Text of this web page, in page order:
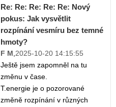
Re: Re: Re: Re: Re: Nový
pokus: Jak vysvětlit
rozpínání vesmíru bez temné
hmoty?
F M 2025-10-20 14:15:55
Ještě jsem zapomněl na tu
změnu v čase.
T.energie je o pozorované
změně rozpínání v různých